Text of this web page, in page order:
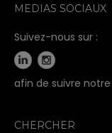
MEDIAS SOCIAUX
Suivez-nous sur :
afin de suivre
CHERCHER